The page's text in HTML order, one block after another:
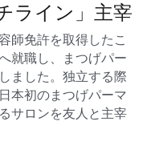
ライン」主宰
師免許を取得したこ
就職し、まつげパー
ました。独立する際
本初のまつげパーマ
サロンを友人と主宰